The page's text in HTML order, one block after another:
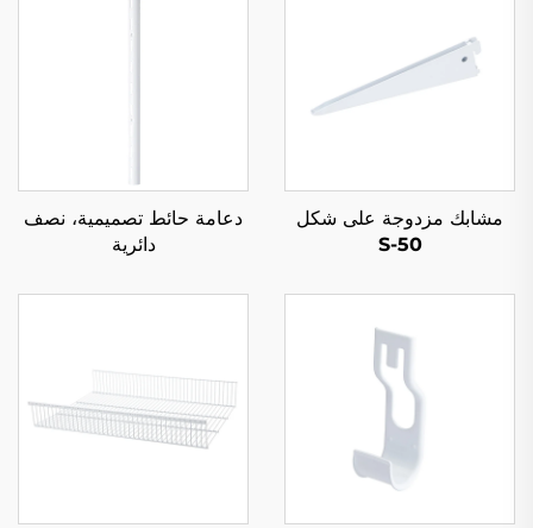
مشابك مزدوجة على شكل
S-50
دعامة حائط تصميمية، نصف
دائرية